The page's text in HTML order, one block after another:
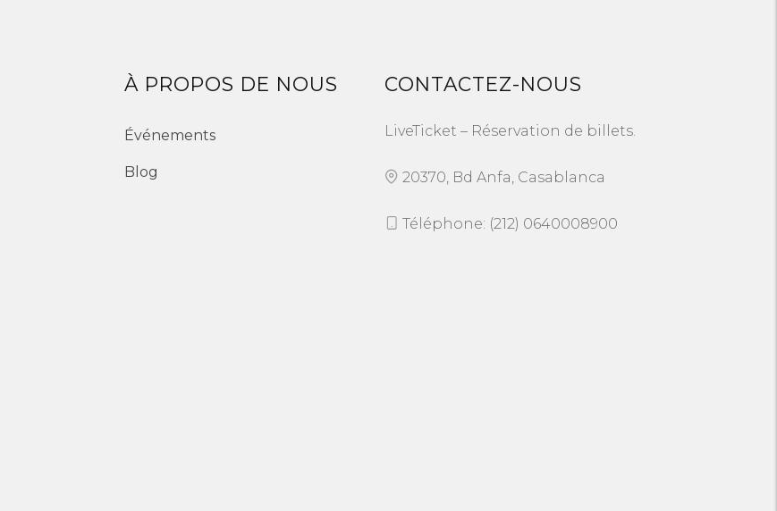
À PROPOS DE NOUS
Événements
Blog
CONTACTEZ-NOUS
LiveTicket – Réservation de billets.
20370, Bd Anfa, Casablanca
Téléphone: (212) 0640008900